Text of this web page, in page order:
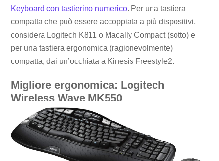
Keyboard con tastierino numerico. Per una tastiera
compatta che può essere accoppiata a più dispositivi,
considera Logitech K811 o Macally Compact (sotto) e
per una tastiera ergonomica (ragionevolmente)
compatta, dai un’occhiata a Kinesis Freestyle2.
Migliore ergonomica: Logitech
Wireless Wave MK550